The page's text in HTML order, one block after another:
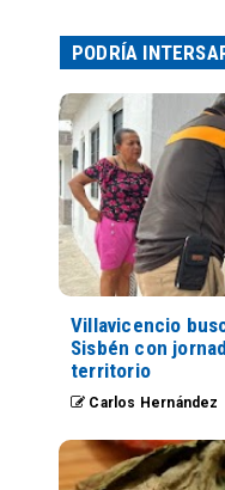
PODRÍA
Villavicencio
Sisbén con
territorio
Carlos Hernández